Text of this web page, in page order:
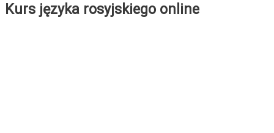
Kurs języka rosyjskiego online